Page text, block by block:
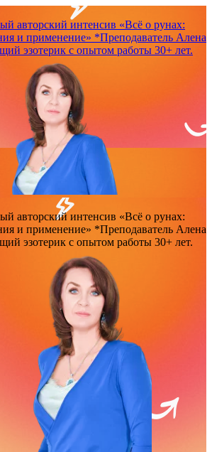
авторский интенсив «Всё о рунах:
и применение» *Преподаватель Аленa
эзотерик с опытом работы 30+ лет.
авторский интенсив «Всё о рунах:
и применение» *Преподаватель Аленa
эзотерик с опытом работы 30+ лет.